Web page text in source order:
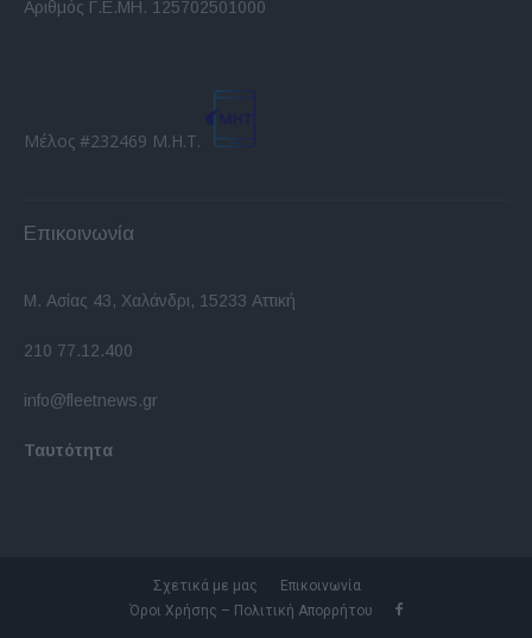
Αριθμός Γ.Ε.ΜΗ. 125702501000
Μέλος #232469 Μ.Η.Τ.
Επικοινωνία
Μ. Ασίας 43, Χαλάνδρι, 15233 Αττική
210 77.12.400
info@fleetnews.gr
Ταυτότητα
Σχετικά με μας
Επικοινωνία
Όροι Χρήσης – Πολιτική Απορρήτου